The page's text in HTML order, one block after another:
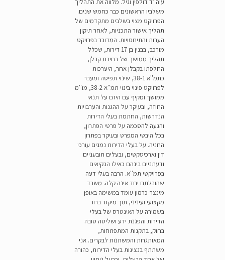
עוה''ד דולפין וגיל. מלווה את התהליך
משלביו הראשונים כבר כחמש שנים.
הפרויקט מצוי בשלבים מתקדמים של
תהליך אישור התכניות, לאחר תיקון
הערות והתיחסויות. המדובר בפרויקט
מורכב, בבנין בן 17 דירות, שכלל
תהליך ממושך של בחירת קבלן,
החלפתו בקבלן אחר, היערכות
כתמ''א 38-1, שינוי תפיסה ומעבר
לפרויקט פינוי בינוי תמ''א 38-2, מו''מ
ממושך ומקיף עם היזם על תנאי
החוזה, ובעיקר על ההגנות והערבויות
הנדרשות, החתמת בעלי הדירות
והגעה להסכמה על פרטי הפתרון,
בכל היבטי המפרט ובעיקר בפתרון
החניה. על בעלי הדירות נמנים עורכי
דין וארכיטקטים, ובעלים תובעניים
ודעתניים בינהם כאילו הבקיאים
בפרויקטי תמ''א. הרבה בעלי דעה
שהובלתם יחד אינה קלה. משרד
מינצר-כרמון עומד במשימה באופן
מקצועי ועיניני, תוך מיקוד ברור
בשמירה על האינטרס של בעלי
הדירות והפגנת ידע ושליטה טובה
בחוק, בתקנות המתפתחות,
המאותגרות והמשתנות לבקרים. אני
משתתף בנציגות בעלי הדירות, כהורה